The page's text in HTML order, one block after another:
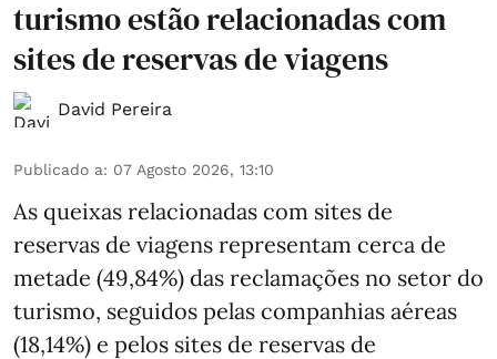
turismo estão relacionadas com
sites de reservas de viagens
David Pereira
Publicado a: 07 Agosto 2026, 13:10
As queixas relacionadas com sites de
reservas de viagens representam cerca de
metade (49,84%) das reclamações no setor do
turismo, seguidos pelas companhias aéreas
(18,14%) e pelos sites de reservas de